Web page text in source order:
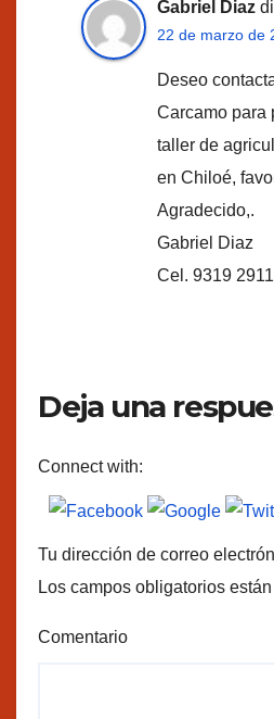
Gabriel Diaz
22 de marzo de
Deseo
Carcamo para
taller de
en Chiloé,
Agradecido,.
Gabriel Diaz
Cel. 9319
Deja una
Connect with:
Tu dirección de correo
Los campos obligatorios
Comentario